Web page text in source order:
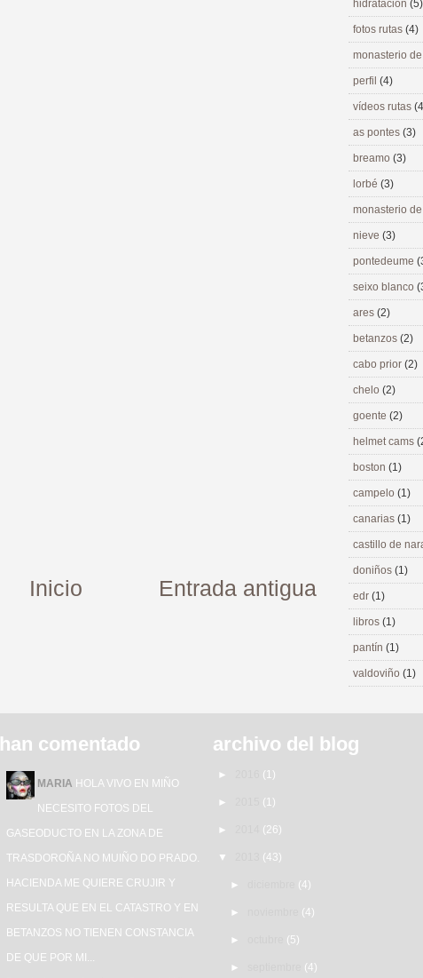
Entrada antigua
Inicio
hidratación (5)
fotos rutas (4)
monasterio
perfil (4)
vídeos rutas
as pontes (3)
breamo (3)
lorbé (3)
monasterio
nieve (3)
pontedeume
seixo blanco
ares (2)
betanzos (2)
cabo prior (2)
chelo (2)
goente (2)
helmet cams
boston (1)
campelo (1)
canarias (1)
castillo de
doniños (1)
edr (1)
libros (1)
pantín (1)
valdoviño (1)
han comentado
MARIA HOLA VIVO EN MIÑO
NECESITO FOTOS DEL
GASEODUCTO EN LA ZONA DE
TRASDOROÑA NO MUIÑO DO PRADO.
HACIENDA ME QUIERE CRUJIR Y
RESULTA QUE EN EL CATASTRO Y EN
BETANZOS NO TIENEN CONSTANCIA
DE QUE POR MI...
archivo del blog
► (1)
► (1)
► (26)
▼ (43)
► (4)
► (4)
► (5)
► (4)